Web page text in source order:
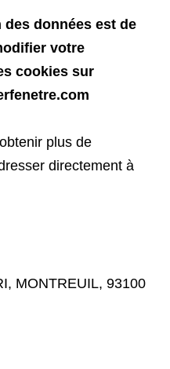
données est de
votre
cookies sur
plus de
directement à
MONTREUIL, 93100